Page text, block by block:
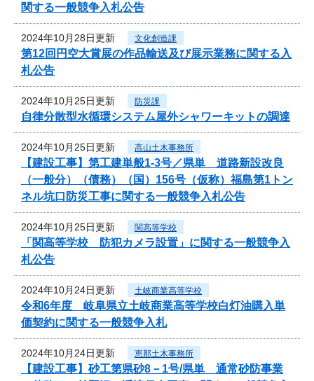
関する一般競争入札公告
2024年10月28日更新 文化創造課
第12回円空大賞展の作品輸送及び展示業務に関する入
札公告
2024年10月25日更新 防災課
自律分散型水循環システム屋外シャワーキットの調達
2024年10月25日更新 高山土木事務所
【建設工事】第工建単般1-3号／県単 道路新設改良
（一般分）（債務）（国）156号（仮称）福島第1トン
ネル坑口防災工事に関する一般競争入札公告
2024年10月25日更新 関高等学校
「関高等学校 防犯カメラ設置」に関する一般競争入
札公告
2024年10月24日更新 土岐商業高等学校
令和6年度 岐阜県立土岐商業高等学校白灯油購入単
価契約に関する一般競争入札
2024年10月24日更新 恵那土木事務所
【建設工事】砂工第県砂8－1号/県単 通常砂防事業